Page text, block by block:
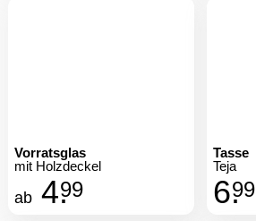
Vorratsglas
mit Holzdeckel
ab 4.99
Tasse
Teja
6.99